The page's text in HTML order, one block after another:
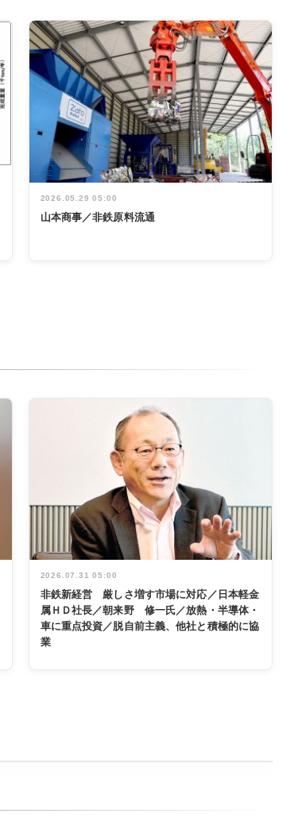
2026.05.29 05:00
山本商事／非鉄原料流通
2026.07.31 05:00
非鉄新経営 厳しさ増す市場に対応／日本軽金
属ＨＤ社長／朝来野 修一氏／放熱・半導体・
車に重点投資／脱自前主義、他社と積極的に協
業